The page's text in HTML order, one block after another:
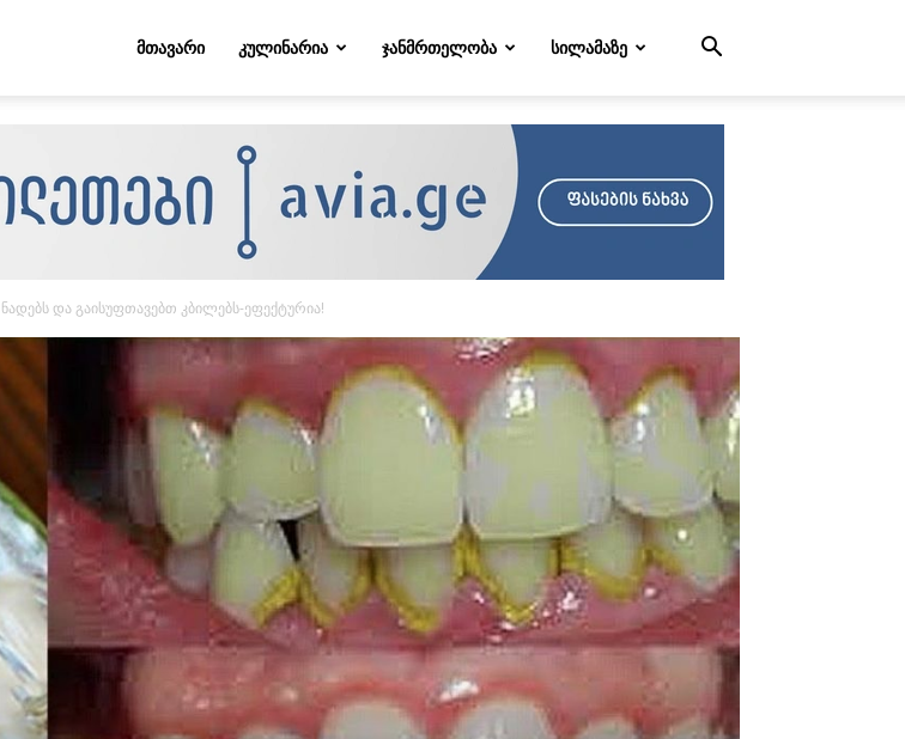
ᲛᲗᲐᲕᲐᲠᲘ ᲙᲣᲚᲘᲜᲐᲠᲘᲐ ᲯᲐᲜᲛᲠᲗᲔᲚᲝᲑᲐ ᲡᲘᲚᲐᲛᲐᲖᲔ
და გაისუფთავებთ კბილებს-ეფექტურია!